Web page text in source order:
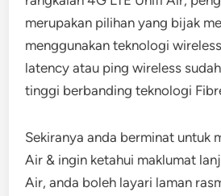
merupakan pilihan yang bijak
menggunakan teknologi
latency atau ping wireless
tinggi berbanding teknologi
Sekiranya anda berminat untuk
Air & ingin ketahui maklumat
Air, anda boleh layari laman